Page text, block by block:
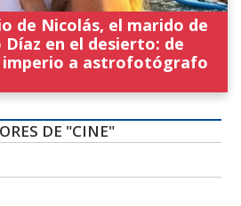
de Nicolás, el marido de
Díaz en el desierto: de
imperio a astrofotógrafo
DE "CINE"